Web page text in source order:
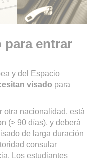
para entrar
y del Espacio
visado para
otra nacionalidad, está
(> 90 días), y deberá
de larga duración
consular
Los estudiantes